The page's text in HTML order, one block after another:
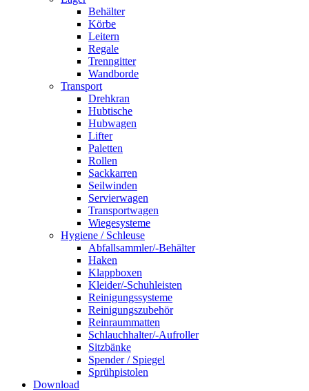
Behälter
Körbe
Leitern
Regale
Trenngitter
Wandborde
Transport
Drehkran
Hubtische
Hubwagen
Lifter
Paletten
Rollen
Sackkarren
Seilwinden
Servierwagen
Transportwagen
Wiegesysteme
Hygiene / Schleuse
Abfallsammler/-Behälter
Haken
Klappboxen
Kleider/-Schuhleisten
Reinigungssysteme
Reinigungszubehör
Reinraummatten
Schlauchhalter/-Aufroller
Sitzbänke
Spender / Spiegel
Sprühpistolen
Download